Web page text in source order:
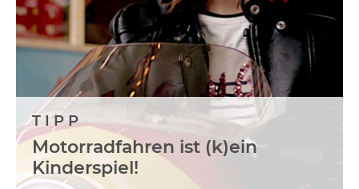
TIPP
Motorradfahren ist (k)ein
Kinderspiel!